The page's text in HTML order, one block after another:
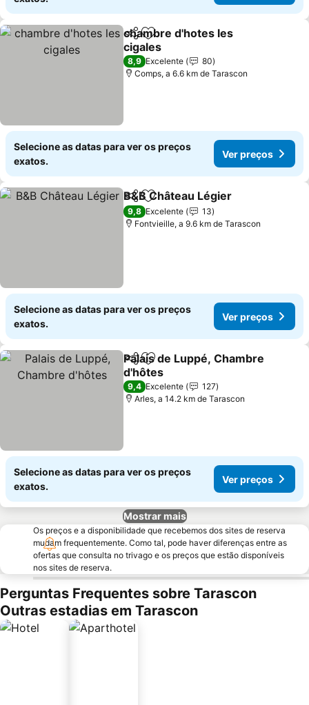
PartilharAdicionar aos favoritos
chambre d'hotes les
cigales
8,9 Excelente
80
Comps, a 6.6 km de Tarascon
Selecione as datas para ver os preços
exatos.
Ver preços
PartilharAdicionar aos favoritos
B&B Château Légier
9,8 Excelente
13
Fontvieille, a 9.6 km de Tarascon
Selecione as datas para ver os preços
exatos.
Ver preços
PartilharAdicionar aos favoritos
Palais de Luppé, Chambre
d'hôtes
9,4 Excelente
127
Arles, a 14.2 km de Tarascon
Selecione as datas para ver os preços
exatos.
Ver preços
Mostrar mais
Os preços e a disponibilidade que recebemos dos sites de reserva
mudam frequentemente. Como tal, pode haver diferenças entre as
ofertas que consulta no trivago e os preços que estão disponíveis
nos sites de reserva.
Perguntas Frequentes sobre Tarascon
Outras estadias em Tarascon